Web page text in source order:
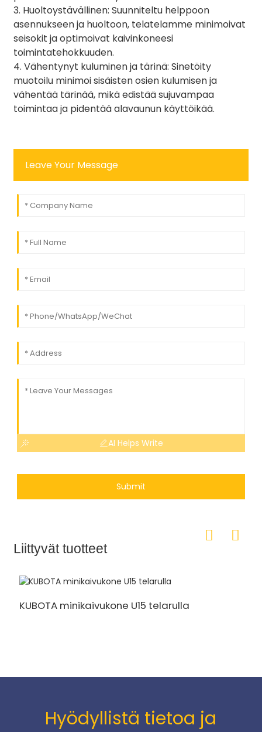
3. Huoltoystävällinen: Suunniteltu helppoon
asennukseen ja huoltoon, telatelamme minimoivat
seisokit ja optimoivat kaivinkoneesi
toimintatehokkuuden.
4. Vähentynyt kuluminen ja tärinä: Sinetöity
muotoilu minimoi sisäisten osien kulumisen ja
vähentää tärinää, mikä edistää sujuvampaa
toimintaa ja pidentää alavaunun käyttöikää.
Leave Your Message
AI Helps Write
Submit
Liittyvät tuotteet
KUBOTA minikaivukone U15 telarulla
Hyödyllistä tietoa ja